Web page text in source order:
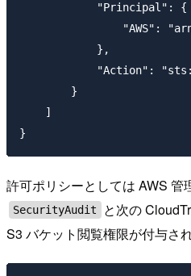
            "Principal": {
"AWS":
            },
"Action":
        }
    ]
許可ポリシーとしては AWS 管
SecurityAudit
と次の
S3 バケット閲覧権限が付与さ